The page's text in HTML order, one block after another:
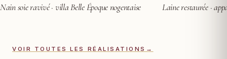
Nain soie ravivé · villa Belle Époque nogentaise Laine restaurée ·
VOIR TOUTES LES RÉALISATIONS →